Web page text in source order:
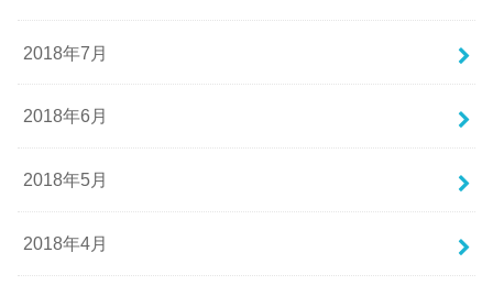
2018年7月
2018年6月
2018年5月
2018年4月